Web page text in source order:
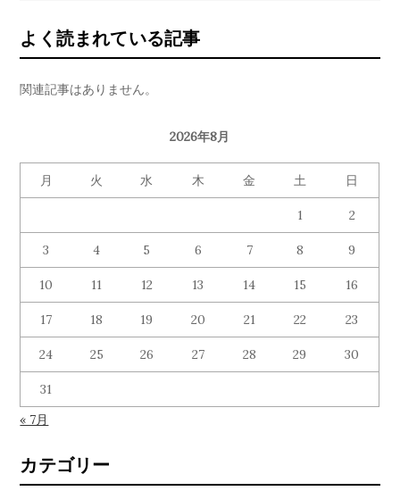
ナ
ビ
ー
ョ
ン
よく読まれている記事
関連記事はありません。
2026年8月
月 火 水 木 金 土 日
1 2
3 4 5 6 7 8 9
10 11 12 13 14 15 16
17 18 19 20 21 22 23
24 25 26 27 28 29 30
31
« 7月
カテゴリー